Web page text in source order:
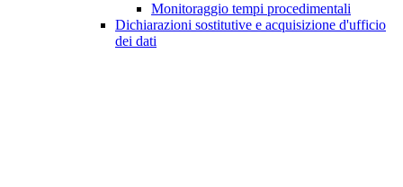
Monitoraggio tempi procedimentali
Dichiarazioni sostitutive e acquisizione d'ufficio
dei dati